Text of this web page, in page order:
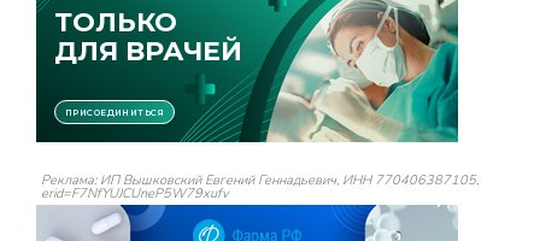
Реклама: ИП Вышковский Евгений Геннадьевич, ИНН 770406387105,
erid=F7NfYUJCUneP5W79xufv